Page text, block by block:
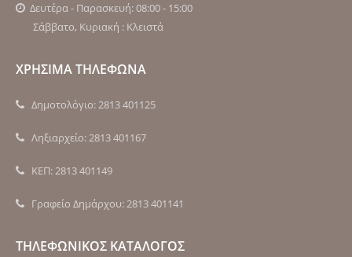
Δευτέρα - Παρασκευή: 08:00 - 15:00
Σάββατο, Κυριακή : Κλειστά
ΧΡΗΣΙΜΑ ΤΗΛΕΦΩΝΑ
Δημοτολόγιο: 2813 401125
Ληξιαρχείο: 2813 401167
ΚΕΠ: 2813 401149
Γραφείο Δημάρχου: 2813 401141
ΤΗΛΕΦΩΝΙΚΟΣ ΚΑΤΑΛΟΓΟΣ